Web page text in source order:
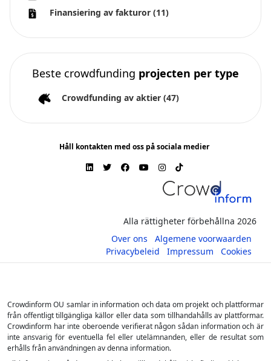
Finansiering av fakturor (11)
Beste crowdfunding projecten per type
Crowdfunding av aktier (47)
Håll kontakten med oss på sociala medier
Alla rättigheter förbehållna 2026
Over ons
Algemene voorwaarden
Privacybeleid
Impressum Cookies
Crowdinform OU samlar in information och data om projekt och plattformar
från offentligt tillgängliga källor eller data som tillhandahålls av plattformar.
Crowdinform har inte oberoende verifierat någon sådan information och är
inte ansvarig för eventuella fel eller utelämnanden, eller de resultat som
erhålls från användningen av denna information.